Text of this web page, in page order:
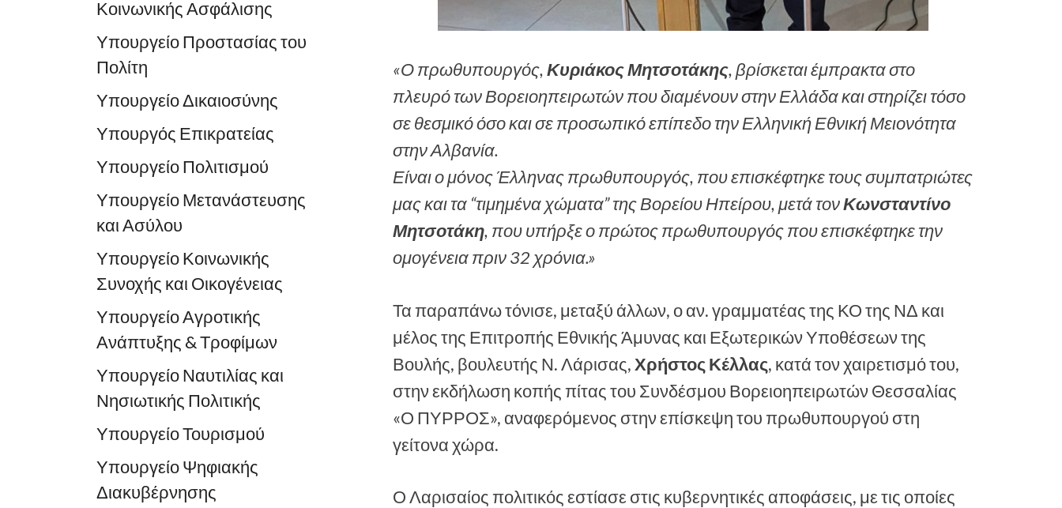
«Ο πρωθυπουργός,Κυριάκος Μητσοτάκης, βρίσκεται έμπρακτα στο
πλευρό των Βορειοηπειρωτών που διαμένουν στην Ελλάδα και στηρίζει τόσο
σε θεσμικό όσο και σε προσωπικό επίπεδο την Ελληνική Εθνική Μειονότητα
στην Αλβανία.
Είναι ο μόνος Έλληνας πρωθυπουργός, που επισκέφτηκε τους συμπατριώτες
μας και τα “τιμημένα χώματα” της Βορείου Ηπείρου, μετά τονΚωνσταντίνο
Μητσοτάκη, που υπήρξε ο πρώτος πρωθυπουργός που επισκέφτηκε την
ομογένεια πριν 32 χρόνια.»
Τα παραπάνω τόνισε, μεταξύ άλλων, ο αν. γραμματέας της ΚΟ της ΝΔ και
μέλος της Επιτροπής Εθνικής Άμυνας και Εξωτερικών Υποθέσεων της
Βουλής, βουλευτής Ν. Λάρισας, Χρήστος Κέλλας, κατά τον χαιρετισμό του,
στην εκδήλωση κοπής πίτας του Συνδέσμου Βορειοηπειρωτών Θεσσαλίας
«Ο ΠΥΡΡΟΣ», αναφερόμενος στην επίσκεψη του πρωθυπουργού στη
γείτονα χώρα.
Ο Λαρισαίος πολιτικός εστίασε στις κυβερνητικές αποφάσεις, με τις οποίες
Κοινωνικής Ασφάλισης
Υπουργείο Προστασίας του
Πολίτη
Υπουργείο Δικαιοσύνης
Υπουργός Επικρατείας
Υπουργείο Πολιτισμού
Υπουργείο Μετανάστευσης
και Ασύλου
Υπουργείο Κοινωνικής
Συνοχής και Οικογένειας
Υπουργείο Αγροτικής
Ανάπτυξης & Τροφίμων
Υπουργείο Ναυτιλίας και
Νησιωτικής Πολιτικής
Υπουργείο Τουρισμού
Υπουργείο Ψηφιακής
Διακυβέρνησης